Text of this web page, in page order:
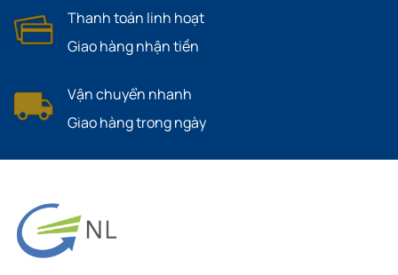
Thanh toán linh hoạt
Giao hàng nhận tiền
Vận chuyển nhanh
Giao hàng trong ngày